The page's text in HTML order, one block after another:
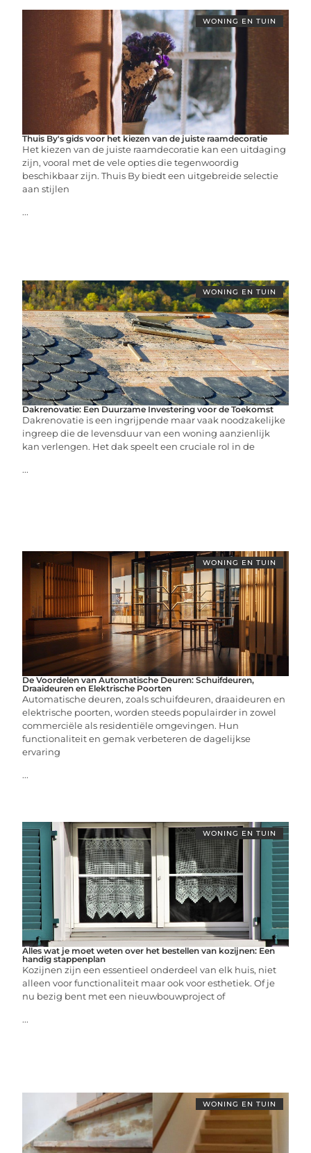
WONING EN TUIN
Thuis By's gids voor het kiezen van de juiste raamdecoratie
Het kiezen van de juiste raamdecoratie kan een uitdaging
zijn, vooral met de vele opties die tegenwoordig
beschikbaar zijn. Thuis By biedt een uitgebreide selectie
aan stijlen
...
WONING EN TUIN
Dakrenovatie: Een Duurzame Investering voor de Toekomst
Dakrenovatie is een ingrijpende maar vaak noodzakelijke
ingreep die de levensduur van een woning aanzienlijk
kan verlengen. Het dak speelt een cruciale rol in de
...
WONING EN TUIN
De Voordelen van Automatische Deuren: Schuifdeuren,
Draaideuren en Elektrische Poorten
Automatische deuren, zoals schuifdeuren, draaideuren en
elektrische poorten, worden steeds populairder in zowel
commerciële als residentiële omgevingen. Hun
functionaliteit en gemak verbeteren de dagelijkse
ervaring
...
WONING EN TUIN
Alles wat je moet weten over het bestellen van kozijnen: Een
handig stappenplan
Kozijnen zijn een essentieel onderdeel van elk huis, niet
alleen voor functionaliteit maar ook voor esthetiek. Of je
nu bezig bent met een nieuwbouwproject of
...
WONING EN TUIN